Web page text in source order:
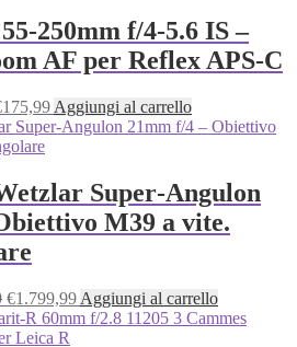
€59,99.
f/4‑5.6 IS –
AF per Reflex APS‑C
175,99Il
prezzo
€175,99.
Aggiungi al carrello
Super‑Angulon
M39 a vite.
Il
prezzo
originale
€1.799,99Il
prezzo
Aggiungi al carrello